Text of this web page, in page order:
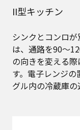
II型キッチン
シンクとコンロ
は、通路を90〜
の向きを変える
す。電子レンジ
グル内の冷蔵庫の